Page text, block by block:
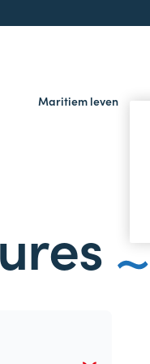
Maritiem leven